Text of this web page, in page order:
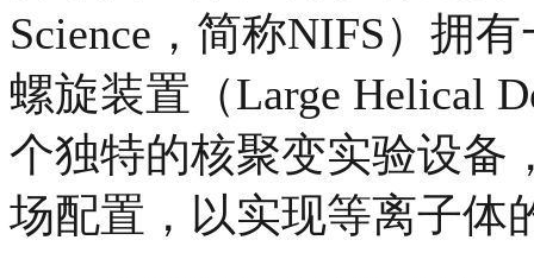
Science，简称NIFS）拥
螺旋装置（Large Helical
个独特的核聚变实验设备
场配置，以实现等离子体